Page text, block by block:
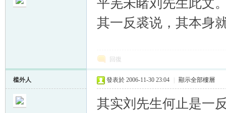
平羌未睹刘先生此文
其一反裘说，其本身
回復
槛外人 發表於 2006-11-30 23:04 顯示全部樓層
其实刘先生何止是一